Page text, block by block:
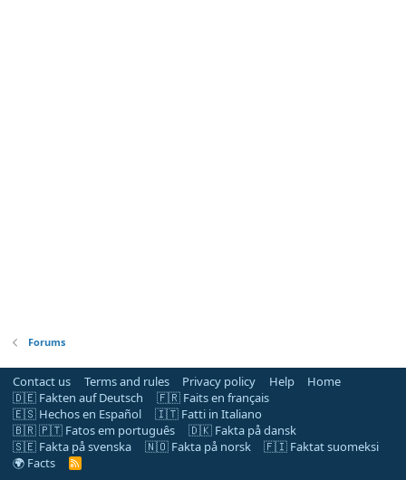
Forums
Contact us Terms and rules Privacy policy Help
Home
🇩🇪 Fakten auf Deutsch
🇫🇷 Faits en français
🇪🇸 Hechos en Español
🇮🇹 Fatti in Italiano
🇧🇷 🇵🇹 Fatos em português
🇩🇰 Fakta på dansk
🇸🇪 Fakta på svenska
🇳🇴 Fakta på norsk
🇫🇮 Faktat suomeksi
🌍 Facts
R